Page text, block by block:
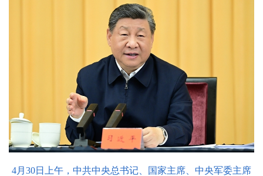
4月30日上午，中共中央总书记、国家主席、中央军委主席